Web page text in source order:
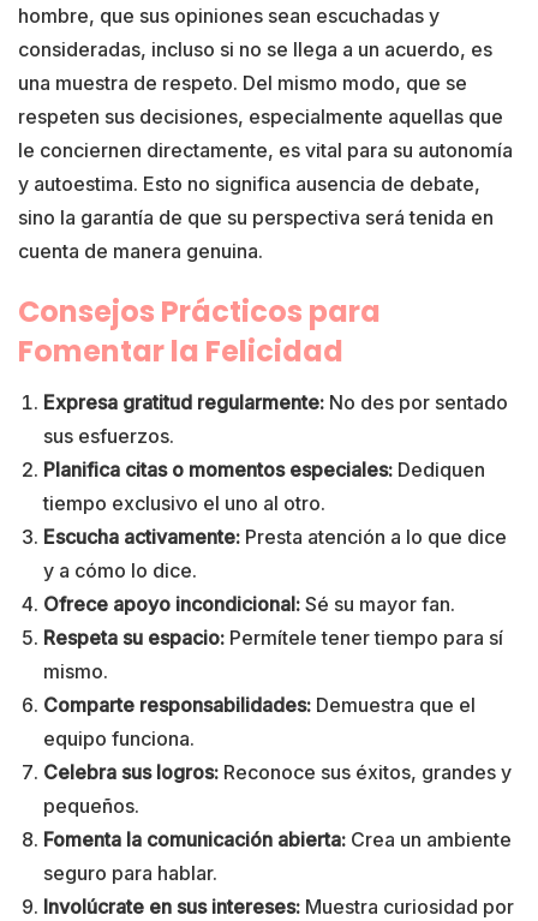
hombre, que sus opiniones sean escuchadas y
consideradas, incluso si no se llega a un acuerdo, es
una muestra de respeto. Del mismo modo, que se
respeten sus decisiones, especialmente aquellas que
le conciernen directamente, es vital para su autonomía
y autoestima. Esto no significa ausencia de debate,
sino la garantía de que su perspectiva será tenida en
cuenta de manera genuina.
Consejos Prácticos para
Fomentar la Felicidad
Expresa gratitud regularmente:No des por sentado
sus esfuerzos.
Planifica citas o momentos especiales:Dediquen
tiempo exclusivo el uno al otro.
Escucha activamente:Presta atención a lo que dice
y a cómo lo dice.
Ofrece apoyo incondicional:Sé su mayor fan.
Respeta su espacio:Permítele tener tiempo para sí
mismo.
Comparte responsabilidades:Demuestra que el
equipo funciona.
Celebra sus logros:Reconoce sus éxitos, grandes y
pequeños.
Fomenta la comunicación abierta:Crea un ambiente
seguro para hablar.
Involúcrate en sus intereses:Muestra curiosidad por